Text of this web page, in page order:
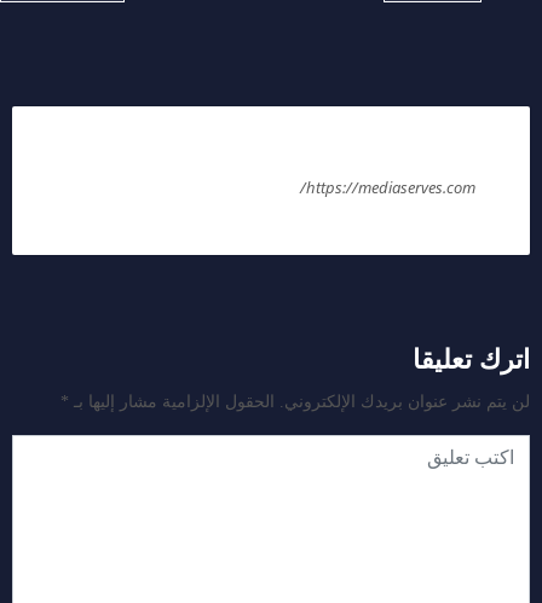
https://mediaserves.com/
اترك تعليقا
لن يتم نشر عنوان بريدك الإلكتروني. الحقول الإلزامية مشار إليها بـ *